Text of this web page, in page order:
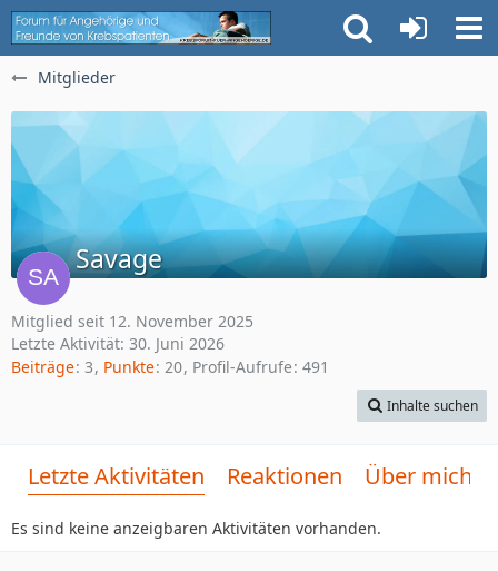
Mitglieder
Savage
Mitglied seit 12. November 2025
Letzte Aktivität: 30. Juni 2026
Beiträge 3 Punkte 20 Profil-Aufrufe 491
Inhalte suchen
Letzte Aktivitäten Reaktionen Über mich
Es sind keine anzeigbaren Aktivitäten vorhanden.